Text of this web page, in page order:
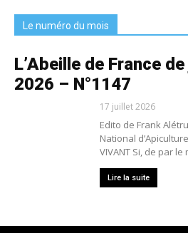
Le numéro du mois
L’Abeille de France
2026 – N°1147
17 juillet 2026
Edito de Frank
National d’Apiculture
VIVANT Si, de par le
Lire la suite